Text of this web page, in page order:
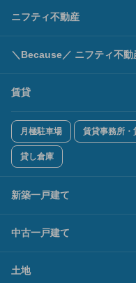
ニフティ不動産
＼Because／ ニフティ不動
賃貸
月極駐車場 賃貸事務所・
貸し倉庫
新築一戸建て
中古一戸建て
土地